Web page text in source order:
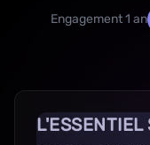
Engagement 1 an
L'ESSENTIEL